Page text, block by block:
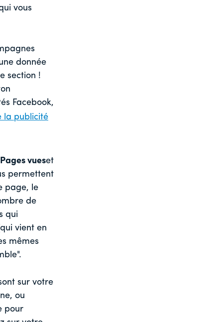
vous
donnée
section !
Facebook,
la publicité
Pages vueset
permettent
page, le
de
qui
vient en
mêmes
sur votre
ou
pour